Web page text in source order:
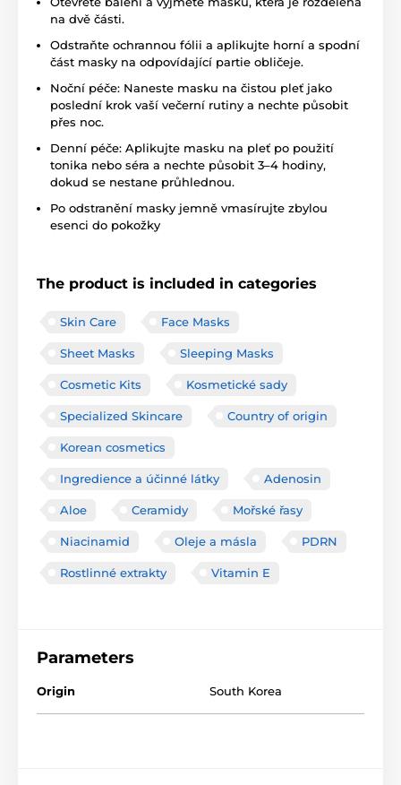
na dvě části.
Odstraňte ochrannou fólii a aplikujte horní a spodní
část masky na odpovídající partie obličeje.
Noční péče: Naneste masku na čistou pleť jako
poslední krok vaší večerní rutiny a nechte působit
přes noc.
Denní péče: Aplikujte masku na pleť po použití
tonika nebo séra a nechte působit 3–4 hodiny,
dokud se nestane průhlednou.
Po odstranění masky jemně vmasírujte zbylou
esenci do pokožky
The product is included in categories
Skin Care Face Masks
Sheet Masks Sleeping Masks
Cosmetic Kits Kosmetické sady
Specialized Skincare Country of origin
Korean cosmetics
Ingredience a účinné látky Adenosin
Aloe Ceramidy Mořské řasy
Niacinamid Oleje a másla PDRN
Rostlinné extrakty Vitamin E
Parameters
Origin South Korea